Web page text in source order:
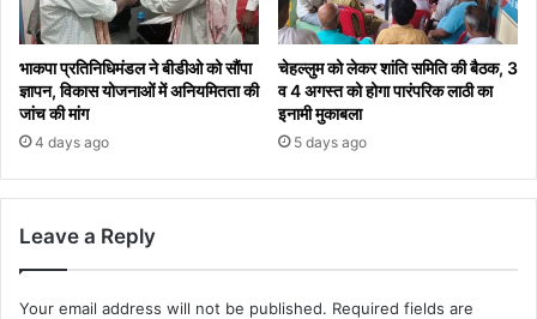
भाकपा प्रतिनिधिमंडल ने बीडीओ को सौंपा
ज्ञापन, विकास योजनाओं में अनियमितता की
जांच की मांग
4 days ago
चेहल्लुम को लेकर शांति समिति की बैठक, 3
व 4 अगस्त को होगा पारंपरिक लाठी का
इनामी मुकाबला
5 days ago
Leave a Reply
Your email address will not be published. Required fields are